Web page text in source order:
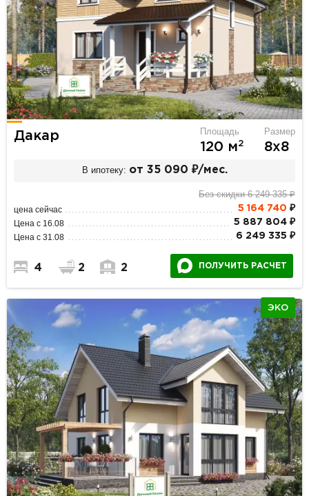
Дакар Площадь
120 м2
Размер
8х8
В ипотеку: от 35 090 ₽/мес.
Без скидки 6 249 335 ₽
цена сейчас 5 164 740 ₽
Цена с 16.08 5 887 804 ₽
Цена с 31.08 6 249 335 ₽
4 2 2 ПОЛУЧИТЬ РАСЧЕТ
ЭКО